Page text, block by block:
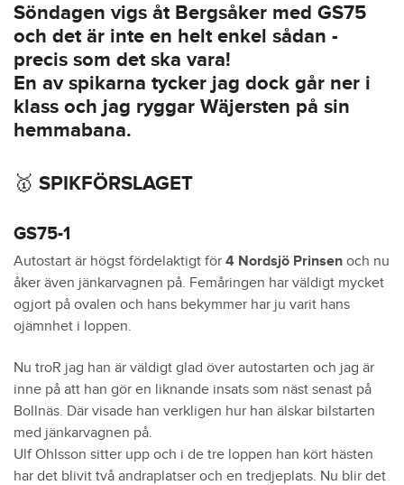
Söndagen vigs åt Bergsåker med GS75
och det är inte en helt enkel sådan -
precis som det ska vara!
En av spikarna tycker jag dock går ner i
klass och jag ryggar Wäjersten på sin
hemmabana.
🥇 SPIKFÖRSLAGET
GS75-1
Autostart är högst fördelaktigt för 4 Nordsjö Prinsen och nu
åker även jänkarvagnen på. Femåringen har väldigt mycket
ogjort på ovalen och hans bekymmer har ju varit hans
ojämnhet i loppen.
Nu troR jag han är väldigt glad över autostarten och jag är
inne på att han gör en liknande insats som näst senast på
Bollnäs. Där visade han verkligen hur han älskar bilstarten
med jänkarvagnen på.
Ulf Ohlsson sitter upp och i de tre loppen han kört hästen
har det blivit två andraplatser och en tredjeplats. Nu blir det